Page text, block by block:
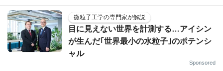
微粒子工学の専門家が解説
目に見えない世界を計測する…アイシン
が生んだ｢世界最小の水粒子｣のポテンシ
ャル
Sponsored